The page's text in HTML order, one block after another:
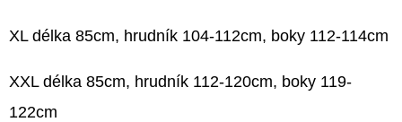
XL délka 85cm, hrudník 104-112cm, boky 112-114cm
XXL délka 85cm, hrudník 112-120cm, boky 119-
122cm